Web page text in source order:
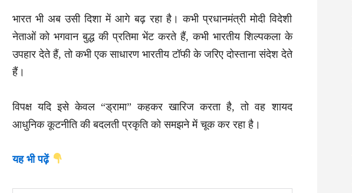
भारत भी अब उसी दिशा में आगे बढ़ रहा है। कभी प्रधानमंत्री मोदी विदेशी
नेताओं को भगवान बुद्ध की प्रतिमा भेंट करते हैं, कभी भारतीय शिल्पकला के
उपहार देते हैं, तो कभी एक साधारण भारतीय टॉफी के जरिए दोस्ताना संदेश देते
हैं।
विपक्ष यदि इसे केवल “ड्रामा” कहकर खारिज करता है, तो वह शायद
आधुनिक कूटनीति की बदलती प्रकृति को समझने में चूक कर रहा है।
यह भी पढ़ें